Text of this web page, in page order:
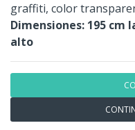
graffiti, color
Dimensiones: 195 cm
alto